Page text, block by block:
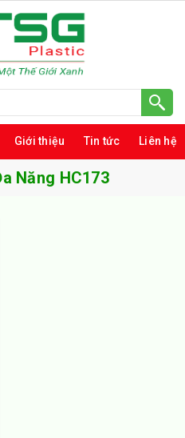
Giới thiệu Tin tức Liên hệ
Năng HC173